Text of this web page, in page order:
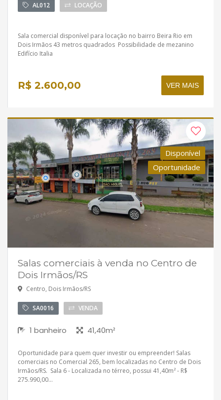
AL012 LOCAÇÃO
Sala comercial disponível para locação no bairro Beira Rio em
Dois Irmãos 43 metros quadrados Possibilidade de mezanino
Edifício Italia
R$ 2.600,00 VER MAIS
Disponível
Oportunidade
Salas comerciais à venda no Centro de
Dois Irmãos/RS
Centro, Dois Irmãos/RS
SA0016 VENDA
1 banheiro 41,40m²
Oportunidade para quem quer investir ou empreender! Salas
comerciais no Comercial 265, bem localizadas no Centro de Dois
Irmãos/RS. Sala 6 - Localizada no térreo, possui 41,40m² - R$
275.990,00...